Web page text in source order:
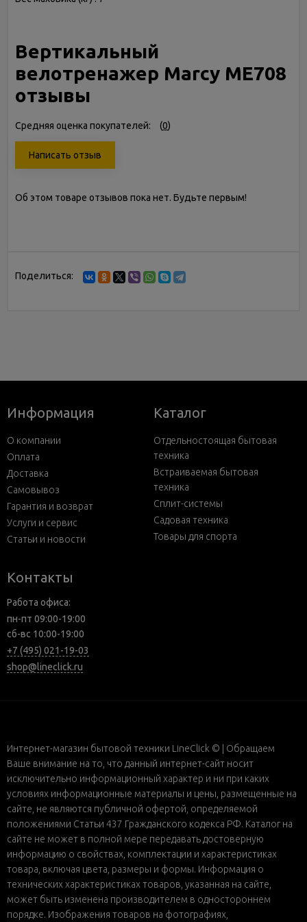
Вертикальный
велотренажер Marcy ME708
отзывы
Средняя оценка покупателей: (0)
Написать отзыв
Об этом товаре отзывов пока нет. Будьте первым!
Поделиться:
Информация
О компании
Оплата
Доставка
Самовывоз
Гарантия и возврат
Услуги и сервис
Статьи и новости
Каталог
Отдельностоящая бытовая
техника
Встраиваемая бытовая
техника
Сплит-системы
Садовая техника
Товары для спорта
Контакты
Работа офиса:
пн-пт 09:00-19:00
сб-вс 10:00-19:00
+7 (495) 021-19-03
shop@lineclick.ru
Интернет-магазин бытовой техники LineClick © | Обращаем
Ваше внимание на то, что данный интернет-сайт носит
исключительно информационный характер и ни при каких
условиях информационные материалы и цены, размещенные на
сайте, не являются публичной офертой, определяемой
положениями Статьи 437 Гражданского кодекса РФ. Каталог на
сайте не может в полной мере передавать достоверную
информацию о свойствах, комплектации и характеристиках
товара, включая цвета, размеры и формы. Информация о
технических характеристиках товаров, указанная на сайте,
может быть изменена производителем в одностороннем
порядке. Изображения товаров на фотографиях,